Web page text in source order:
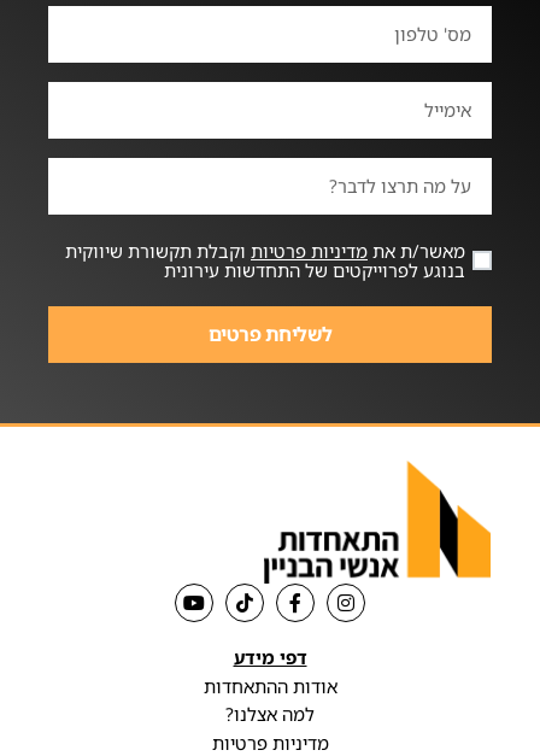
מאשר/ת את מדיניות פרטיות וקבלת תקשורת שיווקית
בנוגע לפרוייקטים של התחדשות עירונית
לשליחת פרטים
דפי מידע
אודות ההתאחדות
למה אצלנו?
מדיניות פרטיות